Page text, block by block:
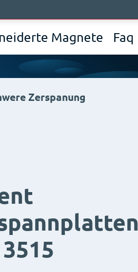
Magnete Faq
Zerspanung